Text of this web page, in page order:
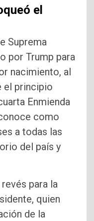
el
Suprema
por Trump para
nacimiento, al
el principio
Enmienda
como
a todas las
del país y
para la
quien
de la